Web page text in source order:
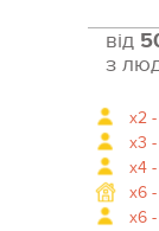
від
з
x2 -
x3 -
x4 -
x6 -
x6 -